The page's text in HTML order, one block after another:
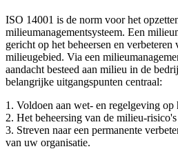
ISO 14001 is de norm voor het
milieumanagementsysteem. Een
gericht op het beheersen en verbeteren
milieugebied. Via een
aandacht besteed aan milieu in de
belangrijke uitgangspunten centraal:
1. Voldoen aan wet- en regelgeving op
2. Het beheersing van de milieu-
3. Streven naar een permanente
van uw organisatie.